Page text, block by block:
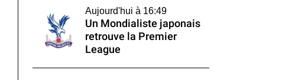
Aujourd'hui à 16:49
Un Mondialiste japonais
retrouve la Premier
League